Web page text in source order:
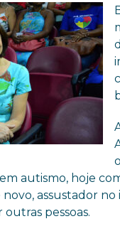
autismo, hoje
assustador no
pessoas.